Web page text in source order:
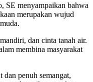
SE menyampaikan bahwa
merupakan wujud
dan cinta tanah air.
membina masyarakat
dan penuh semangat,